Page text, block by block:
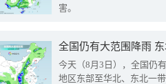
害。
全国仍有大范围降雨
今天（8月3日），全国仍
地区东部至华北、东北一